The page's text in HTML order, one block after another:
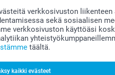
verkkosivuston
sekä sosiaalisen
verkkosivuston käyttöäsi
täältä.
kaikki evästeet